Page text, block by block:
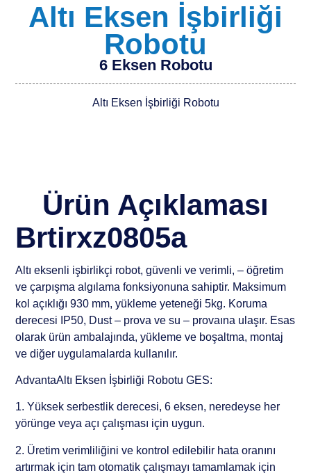
Altı Eksen İşbirliği
Robotu
6 Eksen Robotu
Altı Eksen İşbirliği Robotu
Ürün Açıklaması
Brtirxz0805a
Altı eksenli işbirlikçi robot, güvenli ve verimli, – öğretim
ve çarpışma algılama fonksiyonuna sahiptir. Maksimum
kol açıklığı 930 mm, yükleme yeteneği 5kg. Koruma
derecesi IP50, Dust – prova ve su – provaına ulaşır. Esas
olarak ürün ambalajında, yükleme ve boşaltma, montaj
ve diğer uygulamalarda kullanılır.
AdvantaAltı Eksen İşbirliği Robotu GES:
1. Yüksek serbestlik derecesi, 6 eksen, neredeyse her
yörünge veya açı çalışması için uygun.
2. Üretim verimliliğini ve kontrol edilebilir hata oranını
artırmak için tam otomatik çalışmayı tamamlamak için